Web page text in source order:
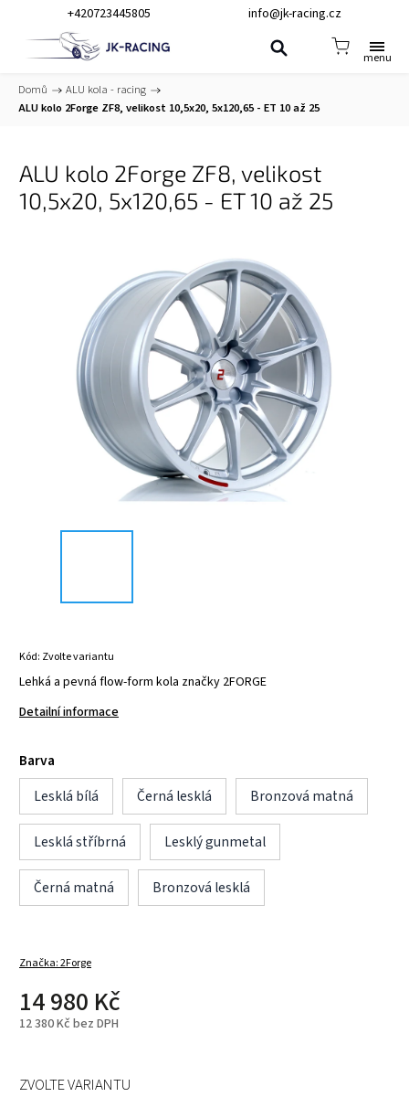
+420723445805 info@jk-racing.cz
Domů / ALU kola - racing /
ALU kolo 2Forge ZF8, velikost 10,5x20, 5x120,65 - ET 10 až 25
ALU kolo 2Forge ZF8, velikost
10,5x20, 5x120,65 - ET 10 až 25
Kód: Zvolte variantu
Lehká a pevná flow-form kola značky 2FORGE
Detailní informace
Barva
Lesklá bílá
Černá lesklá Bronzová matná
Lesklá stříbrná Lesklý gunmetal
Černá matná Bronzová lesklá
Značka:2Forge
14 980 Kč
12 380 Kč bez DPH
ZVOLTE VARIANTU